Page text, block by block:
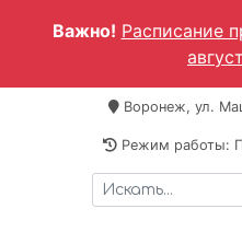
Важно! Расписание
Воронеж, ул.
Режим работы: